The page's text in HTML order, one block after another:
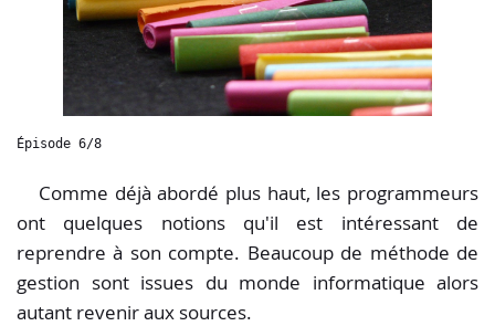
Épisode 6/8
Comme déjà abordé plus haut, les programmeurs
ont quelques notions qu'il est intéressant de
reprendre à son compte. Beaucoup de méthode de
gestion sont issues du monde informatique alors
autant revenir aux sources.